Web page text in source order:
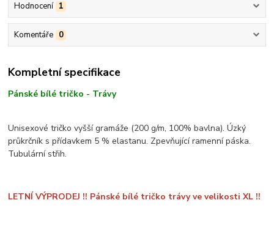
Hodnocení 1
Komentáře 0
Kompletní specifikace
Pánské bílé tričko - Trávy
Unisexové tričko vyšší gramáže (200 g/m, 100% bavlna). Úzký
průkrčník s přídavkem 5 % elastanu. Zpevňující ramenní páska.
Tubulární střih.
LETNÍ VÝPRODEJ !! Pánské bílé tričko trávy ve velikosti XL !!